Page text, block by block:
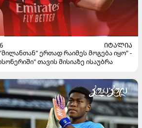
ᲘᲢᲐᲚᲘᲐ
ერთად რაიმეს მოგება იყო" -
თავის მისიაზე ისაუბრა